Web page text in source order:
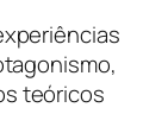
teóricos